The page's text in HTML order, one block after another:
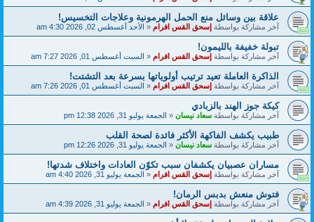
علاقة بين وسائل منع الحمل الهرمونية وعلاجات التخسيس!
آخر مشاركة بواسطة إسحق القس افرام « الأحد أغسطس 02, 2026 4:30 am
تبولة خفيفة بالليمون!
آخر مشاركة بواسطة إسحق القس افرام « السبت أغسطس 01, 2026 7:27 am
الذاكرة العاملة تعيد ترتيب أولوياتها بسرعة بعد التشتت!
آخر مشاركة بواسطة إسحق القس افرام « السبت أغسطس 01, 2026 7:26 am
كيكة جوز الهند بالزبادي
آخر مشاركة بواسطة سعاد نيسان « الجمعة يوليو 31, 2026 12:38 pm
طبيب يكشف الفاكهة الأكثر فائدة لصحة القلب
آخر مشاركة بواسطة سعاد نيسان « الجمعة يوليو 31, 2026 12:26 pm
مساران عصبيان يكشفان سبب تكوّن العادات واختلاف شدتها!
آخر مشاركة بواسطة إسحق القس افرام « الجمعة يوليو 31, 2026 4:40 am
فتوش منعش بدبس الرمان!
آخر مشاركة بواسطة إسحق القس افرام « الجمعة يوليو 31, 2026 4:39 am